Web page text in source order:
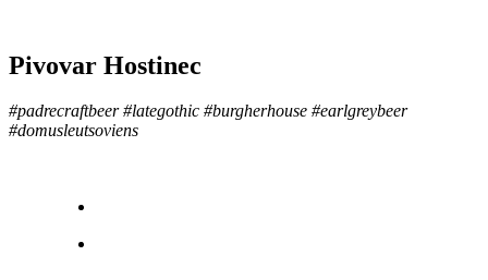
Pivovar Hostinec
#padrecraftbeer #lategothic #burgherhouse #earlgreybeer
#domusleutsoviens